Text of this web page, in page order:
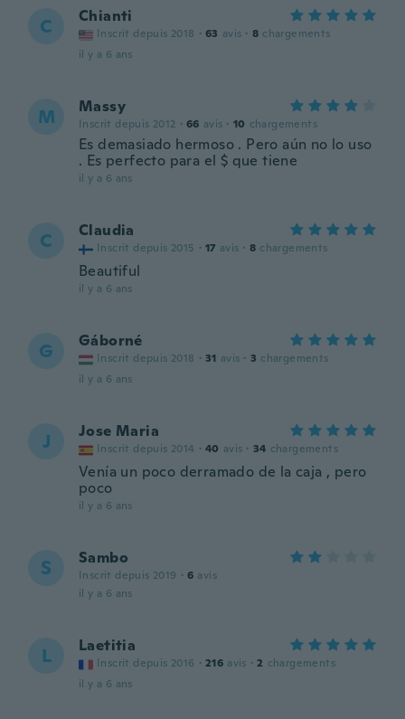
C Chianti
Inscrit depuis 2018 · 63 avis · 8 chargements
il y a 6 ans
M Massy
Inscrit depuis 2012 · 66 avis · 10 chargements
Es demasiado hermoso . Pero aún no lo uso
. Es perfecto para el $ que tiene
il y a 6 ans
C Claudia
Inscrit depuis 2015 · 17 avis · 8 chargements
Beautiful
il y a 6 ans
G Gáborné
Inscrit depuis 2018 · 31 avis · 3 chargements
il y a 6 ans
J Jose Maria
Inscrit depuis 2014 · 40 avis · 34 chargements
Venía un poco derramado de la caja , pero
poco
il y a 6 ans
S Sambo
Inscrit depuis 2019 · 6 avis
il y a 6 ans
L Laetitia
Inscrit depuis 2016 · 216 avis · 2 chargements
il y a 6 ans